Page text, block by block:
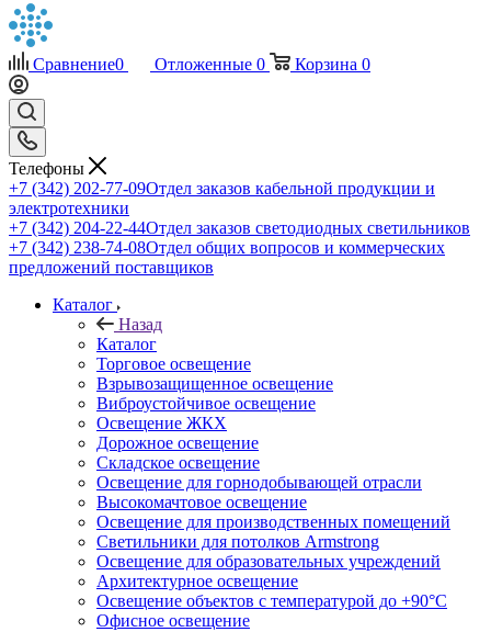
Сравнение0 Отложенные 0 Корзина 0
Телефоны
+7 (342) 202-77-09Отдел заказов кабельной продукции и
электротехники
+7 (342) 204-22-44Отдел заказов светодиодных светильников
+7 (342) 238-74-08Отдел общих вопросов и коммерческих
предложений поставщиков
Каталог
Назад
Каталог
Торговое освещение
Взрывозащищенное освещение
Виброустойчивое освещение
Освещение ЖКХ
Дорожное освещение
Складское освещение
Освещение для горнодобывающей отрасли
Высокомачтовое освещение
Освещение для производственных помещений
Светильники для потолков Armstrong
Освещение для образовательных учреждений
Архитектурное освещение
Освещение объектов с температурой до +90°С
Офисное освещение